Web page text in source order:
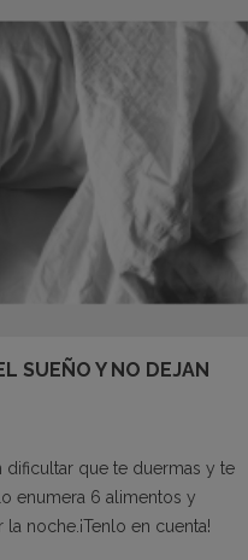
SUEÑO Y NO DEJAN
que te duermas y te
enumera 6 alimentos y
noche.¡Tenlo en cuenta!